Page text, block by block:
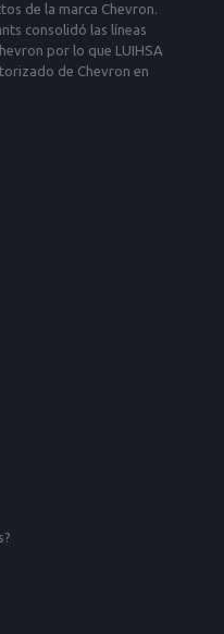
de la marca Chevron.
consolidó las líneas
por lo que LUIHSA
de Chevron en